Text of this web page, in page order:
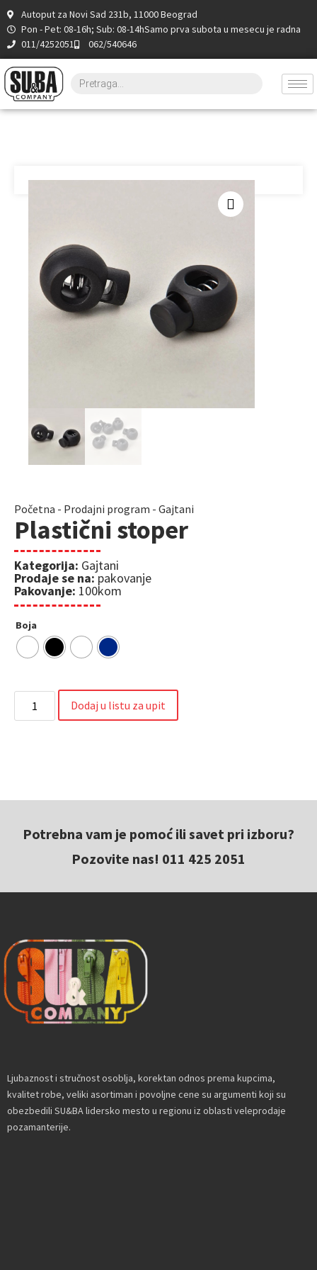
Autoput za Novi Sad 231b, 11000 Beograd
Pon - Pet: 08-16h; Sub: 08-14hSamo prva subota u mesecu je radna
011/4252051
062/540646
Početna - Prodajni program - Gajtani
Plastični stoper
Kategorija: Gajtani
Prodaje se na:pakovanje
Pakovanje: 100kom
Boja
Dodaj u listu za upit
Potrebna vam je pomoć ili savet pri izboru?
Pozovite nas! 011 425 2051
Ljubaznost i stručnost osoblja, korektan odnos prema kupcima,
kvalitet robe, veliki asortiman i povoljne cene su argumenti koji su
obezbedili SU&BA lidersko mesto u regionu iz oblasti veleprodaje
pozamanterije.